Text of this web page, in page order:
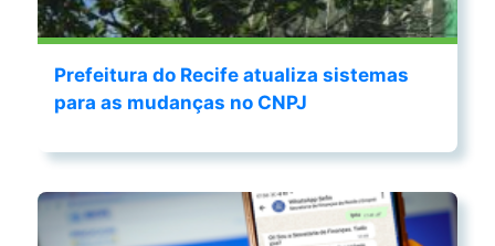
Prefeitura do Recife atualiza sistemas
para as mudanças no CNPJ